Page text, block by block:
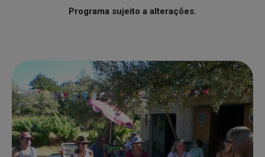
Programa sujeito a alterações.